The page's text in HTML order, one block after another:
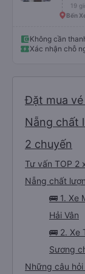
19
Bến
Không cần
Xác nhận chỗ
Đặt mua
Nẵng chất
2 chuyến
Tư vấn TOP 2
Nẵng chất
🚌 1. Xe
Hải Vân
🚌 2. Xe
Sương
Những câu